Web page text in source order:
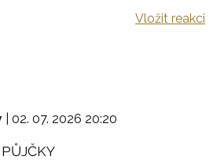
Vložit reakci
02. 07. 2026 20:20